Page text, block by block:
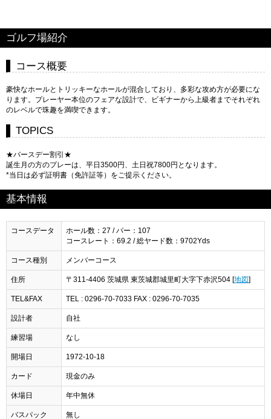
ゴルフ場紹介
コース概要
豪快なホールとトリッキーなホールが混合しており、多彩な攻め方が必要にな
ります。プレーヤー本位のフェアな設計で、ビギナーから上級者までそれぞれ
のレベルで珠趣を満喫できます。
TOPICS
★バースデー割引★
誕生月の方のプレーは、平日3500円、土日祝7800円となります。
*当日は必ず証明書（免許証等）をご提示ください。
基本情報
コースデータ
ホール数：27 / パー：107
コースレート：69.2 / 総ヤード数：9702Yds
コース種別 メンバーコース
住所 〒311-4406 茨城県 東茨城郡城里町大字下赤沢504 [地図]
TEL&FAX TEL : 0296-70-7033 FAX : 0296-70-7035
設計者 自社
練習場 なし
開場日 1972-10-18
カード 現金のみ
休場日 年中無休
バスパック 無し